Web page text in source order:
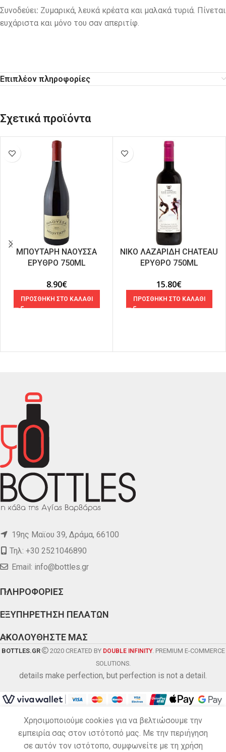
Συνοδεύει: Ζυμαρικά, λευκά κρέατα και μαλακά τυριά. Πίνεται
ευχάριστα και μόνο του σαν απεριτίφ.
Επιπλέον πληροφορίες
Σχετικά προϊόντα
ΜΠΟΥΤΑΡΗ ΝΑΟΥΣΣΑ
ΕΡΥΘΡΟ 750ML
8.90€
ΠΡΟΣΘΗΚΗ ΣΤΟ ΚΑΛΑΘΙ
ΝΙΚΟ ΛΑΖΑΡΙΔΗ CHATEAU
ΕΡΥΘΡΟ 750ML
15.80€
ΠΡΟΣΘΗΚΗ ΣΤΟ ΚΑΛΑΘΙ
19ης Μαϊου 39, Δράμα, 66100
Τηλ: +30 2521046890
Email: info@bottles.gr
ΠΛΗΡΟΦΟΡΙΕΣ
ΕΞΥΠΗΡΕΤΗΣΗ ΠΕΛΑΤΩΝ
ΑΚΟΛΟΥΘΗΣΤΕ ΜΑΣ
BOTTLES.GR 2020 CREATED BY DOUBLE INFINITY. PREMIUM E-COMMERCE
SOLUTIONS.
details make perfection, but perfection is not a detail.
Χρησιμοποιούμε cookies για να βελτιώσουμε την
εμπειρία σας στον ιστότοπό μας. Με την περιήγηση
σε αυτόν τον ιστότοπο, συμφωνείτε με τη χρήση
ΚΑΡΑΜΗΤΡΟΥ
HIT THE ROAD
ΗΜΙΓΛΥΚΟ
ΕΡΥΘΡΟ
8.50€ ΠΡΟΣΘΗΚΗ ΣΤΟ
0
ΚΑΛΑΘΙΛίσταHome